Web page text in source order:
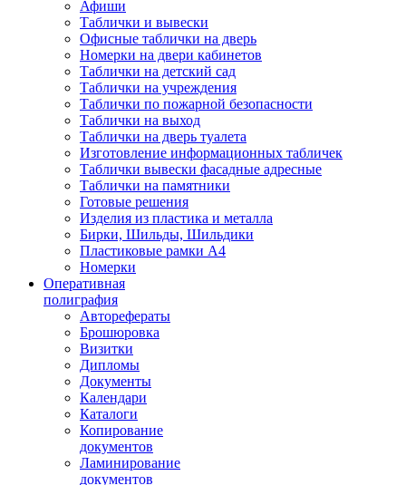
Афиши
Таблички и вывески
Офисные таблички на дверь
Номерки на двери кабинетов
Таблички на детский сад
Таблички на учреждения
Таблички по пожарной безопасности
Таблички на выход
Таблички на дверь туалета
Изготовление информационных табличек
Таблички вывески фасадные адресные
Таблички на памятники
Готовые решения
Изделия из пластика и металла
Бирки, Шильды, Шильдики
Пластиковые рамки А4
Номерки
Оперативная
полиграфия
Авторефераты
Брошюровка
Визитки
Дипломы
Документы
Календари
Каталоги
Копирование
документов
Ламинирование
документов